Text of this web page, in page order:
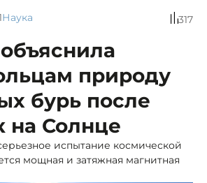
Наука 317
природу
бурь после
на Солнце
испытание космической
мощная и затяжная магнитная